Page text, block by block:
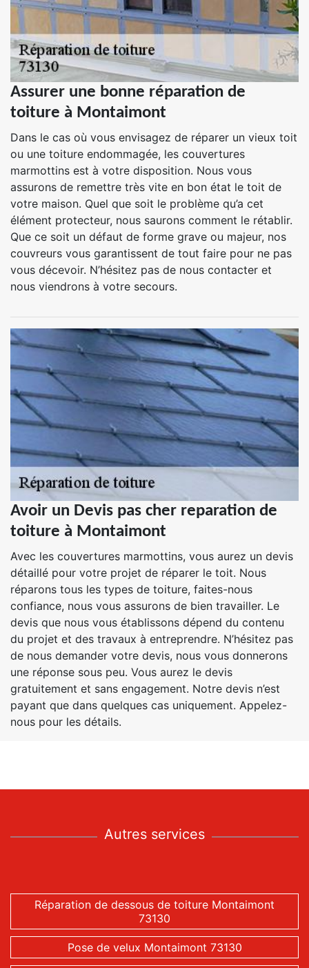
Assurer une bonne réparation de
toiture à Montaimont
Dans le cas où vous envisagez de réparer un vieux toit
ou une toiture endommagée, les couvertures
marmottins est à votre disposition. Nous vous
assurons de remettre très vite en bon état le toit de
votre maison. Quel que soit le problème qu’a cet
élément protecteur, nous saurons comment le rétablir.
Que ce soit un défaut de forme grave ou majeur, nos
couvreurs vous garantissent de tout faire pour ne pas
vous décevoir. N’hésitez pas de nous contacter et
nous viendrons à votre secours.
Avoir un Devis pas cher reparation de
toiture à Montaimont
Avec les couvertures marmottins, vous aurez un devis
détaillé pour votre projet de réparer le toit. Nous
réparons tous les types de toiture, faites-nous
confiance, nous vous assurons de bien travailler. Le
devis que nous vous établissons dépend du contenu
du projet et des travaux à entreprendre. N’hésitez pas
de nous demander votre devis, nous vous donnerons
une réponse sous peu. Vous aurez le devis
gratuitement et sans engagement. Notre devis n’est
payant que dans quelques cas uniquement. Appelez-
nous pour les détails.
Autres services
Réparation de dessous de toiture Montaimont
73130
Pose de velux Montaimont 73130